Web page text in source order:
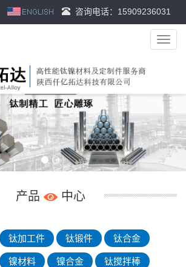
咨询电话：15909236031
导
航
产品 中心
钛加工件 钛锻件 钛合金
镍材料 镍合金 钛搅拌棒